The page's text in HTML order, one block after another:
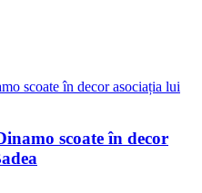
scoate în decor